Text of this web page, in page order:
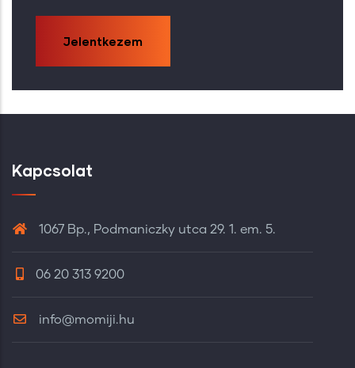
Jelentkezem
Kapcsolat
1067 Bp., Podmaniczky utca 29. 1. em. 5.
06 20 313 9200
info@momiji.hu